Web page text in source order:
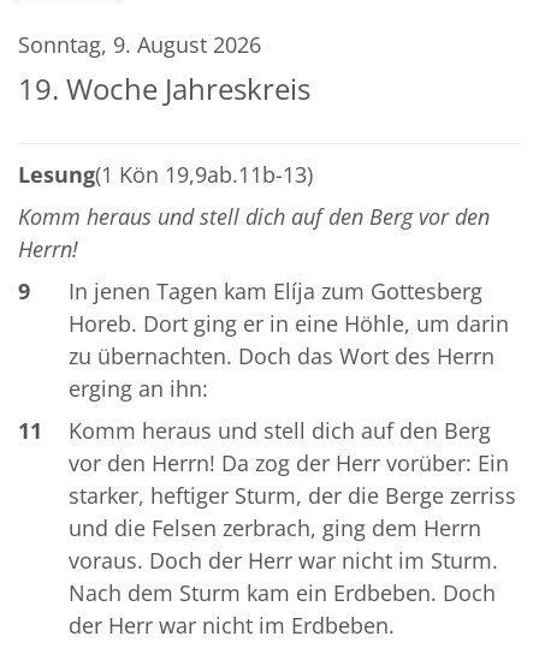
Sonntag, 9. August 2026
19. Woche Jahreskreis
Lesung(1 Kön 19,9ab.11b-13)
Komm heraus und stell dich auf den Berg vor den
Herrn!
9
In jenen Tagen kam Elíja zum Gottesberg
Horeb. Dort ging er in eine Höhle, um darin
zu übernachten. Doch das Wort des Herrn
erging an ihn:
11
Komm heraus und stell dich auf den Berg
vor den Herrn! Da zog der Herr vorüber: Ein
starker, heftiger Sturm, der die Berge zerriss
und die Felsen zerbrach, ging dem Herrn
voraus. Doch der Herr war nicht im Sturm.
Nach dem Sturm kam ein Erdbeben. Doch
der Herr war nicht im Erdbeben.